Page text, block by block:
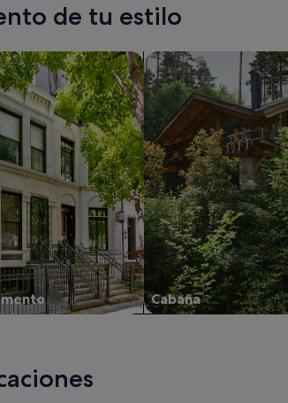
de tu estilo
Cabaña
Buscar cabañas